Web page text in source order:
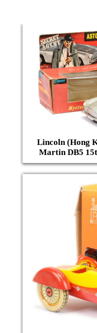
Lincoln (Hong
Martin DB5